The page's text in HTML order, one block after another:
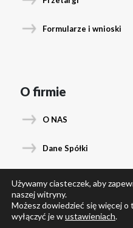
Formularze i wnioski
O firmie
O NAS
Dane Spółki
Dane osobowe RODO
Używamy ciasteczek, aby
naszej witryny.
Możesz dowiedzieć się więcej o
wyłączyć je wustawieniach.